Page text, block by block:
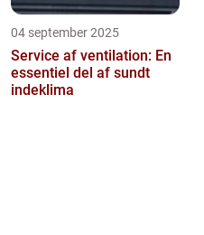
04 september 2025
Service af ventilation: En
essentiel del af sundt
indeklima